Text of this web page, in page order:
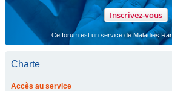
Inscrivez-vous
Ce forum est un service de Maladies
Charte
Accès au service